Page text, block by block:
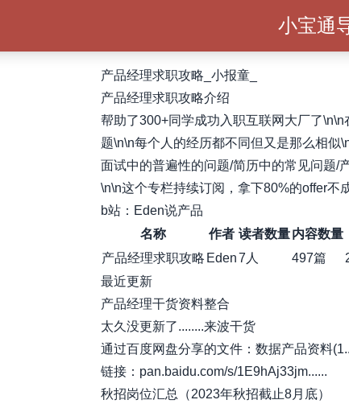
小宝通
产品经理求职攻略_小报童_
产品经理求职攻略介绍
帮助了300+同学成功入职互联网大厂了
题\n\n每个人的经历都不同但又是那么相似
面试中的普遍性的问题/简历中的常见问题/
\n\n这个专栏持续订阅，拿下80%的offer不
b站：Eden说产品
名称
作者 读者数量 内容数量
产品经理求职攻略 Eden7人 497篇
最近更新
产品经理干货资料整合
太久没更新了........来波干货
通过百度网盘分享的文件：数据产品资料
链接：pan.baidu.com/s/1E9hAj33jm......
秋招岗位汇总（2023年秋招截止8月底）